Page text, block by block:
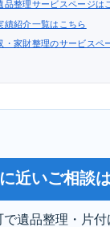
品整理サービスページは
績紹介一覧はこちら
・家財整理のサービスペ
近いご相談
遺品整理・片付